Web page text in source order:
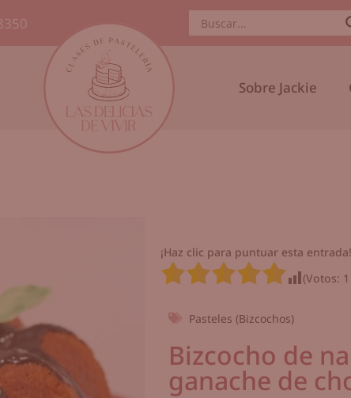
Sobre Jackie
¡Haz clic para puntuar esta entrada!
(Votos: 1
Pasteles (Bizcochos)
Bizcocho de
ganache de